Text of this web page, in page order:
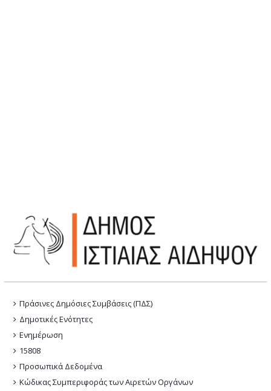
Πράσινες Δημόσιες Συμβάσεις (ΠΔΣ)
Δημοτικές Ενότητες
Ενημέρωση
15808
Προσωπικά Δεδομένα
Κώδικας Συμπεριφοράς των Αιρετών Οργάνων